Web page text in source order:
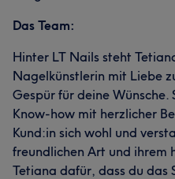
Das Team:
Hinter LT Nails steht
Nagelkünstlerin mit Liebe
Gespür für deine Wünsche.
Know-how mit herzlicher
Kund:in sich wohl und
freundlichen Art und ihrem
Tetiana dafür, dass du das